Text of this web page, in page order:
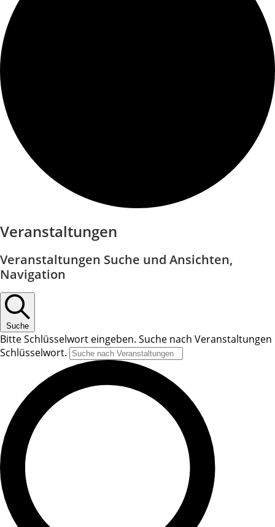
Veranstaltungen
Veranstaltungen Suche und Ansichten,
Navigation
Suche
Bitte Schlüsselwort eingeben. Suche nach Veranstaltungen
Schlüsselwort.